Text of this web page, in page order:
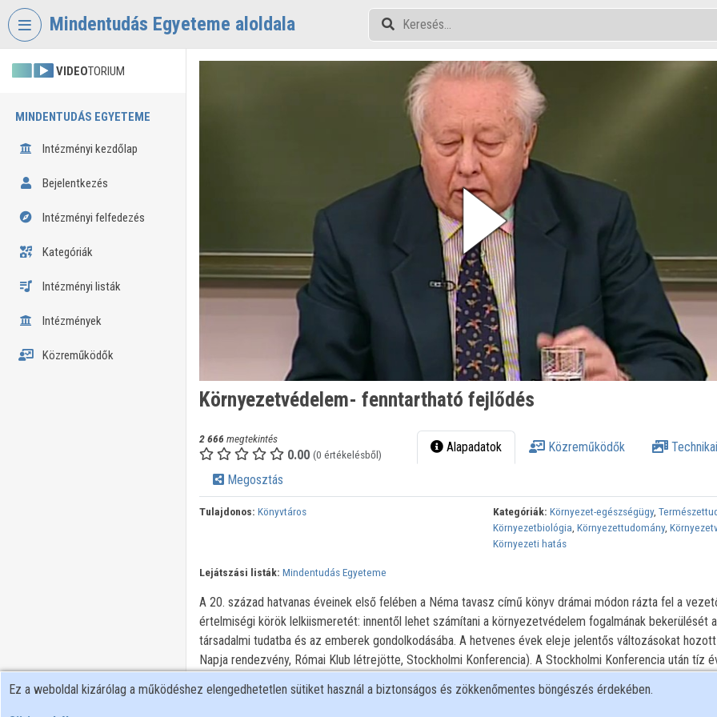
Fejléc kihagyása
Mindentudás Egyeteme aloldala
VIDEOTORIUM
MINDENTUDÁS EGYETEME
Intézményi kezdőlap
Bejelentkezés
Intézményi felfedezés
Kategóriák
Intézményi listák
Intézmények
Közreműködők
Környezetvédelem- fenntartható fejlődés
2 666 megtekintés
0.00 (0 értékelésből) Alapadatok Közreműködők
Megosztás
Tulajdonos: Könyvtáros Kategóriák: Környezet-egészségügy,
Környezetbiológia,Környezettudomány,
Környezeti hatás
Lejátszási listák: Mindentudás Egyeteme
A 20. század hatvanas éveinek első felében a Néma tavasz című könyv drámai módon rázta fel a
értelmiségi körök lelkiismeretét: innentől lehet számítani a környezetvédelem fogalmának bekerülését a
társadalmi tudatba és az emberek gondolkodásába. A hetvenes évek eleje jelentős változásokat
Napja rendezvény, Római Klub létrejötte, Stockholmi Konferencia). A Stockholmi Konferencia után tíz
hanem együtt kell szemlélni a gazdasági szektorok tevékenységével. Kialakult egy új koncepció, amelyet
Ez a weboldal kizárólag a működéshez elengedhetetlen sütiket használ a biztonságos és zökkenőmentes böngészés érdekében.